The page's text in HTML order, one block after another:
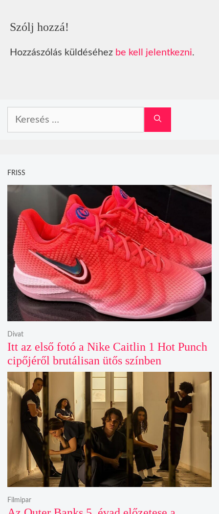
Szólj hozzá!
Hozzászólás küldéséhez be kell jelentkezni.
FRISS
Itt az első fotó a Nike Caitlin 1 Hot Punch
cipőjéről brutálisan ütős színben
Divat
Filmipar